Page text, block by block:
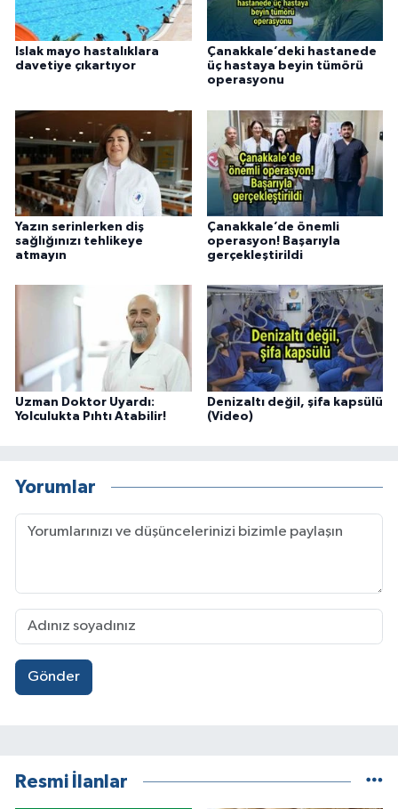
Islak mayo hastalıklara
davetiye çıkartıyor
Çanakkale’deki hastanede
üç hastaya beyin tümörü
operasyonu
Yazın serinlerken diş
sağlığınızı tehlikeye
atmayın
Çanakkale’de önemli
operasyon! Başarıyla
gerçekleştirildi
Uzman Doktor Uyardı:
Yolculukta Pıhtı Atabilir!
Denizaltı değil, şifa kapsülü
(Video)
Yorumlar
Gönder
Resmi İlanlar